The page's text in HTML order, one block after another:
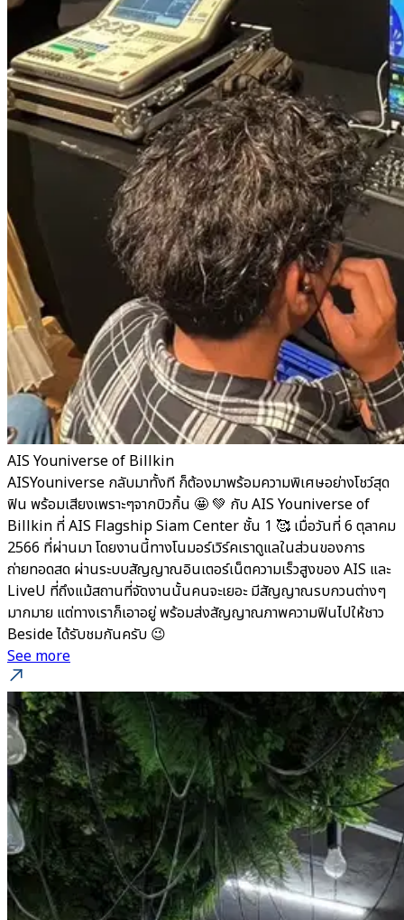
AIS Youniverse of Billkin
AISYouniverse กลับมาทั้งที ก็ต้องมาพร้อมความพิเศษอย่างโชว์สุด
ฟิน พร้อมเสียงเพราะๆจากบิวกิ้น 🤩 💚 กับ AIS Youniverse of
Billkin ที่ AIS Flagship Siam Center ชั้น 1 🥰 เมื่อวันที่ 6 ตุลาคม
2566 ที่ผ่านมา โดยงานนี้ทางโนมอร์เวิร์คเราดูแลในส่วนของการ
ถ่ายทอดสด ผ่านระบบสัญญาณอินเตอร์เน็ตความเร็วสูงของ AIS และ
LiveU ที่ถึงแม้สถานที่จัดงานนั้นคนจะเยอะ มีสัญญาณรบกวนต่างๆ
มากมาย แต่ทางเราก็เอาอยู่ พร้อมส่งสัญญาณภาพความฟินไปให้ชาว
Beside ได้รับชมกันครับ 😉
See more